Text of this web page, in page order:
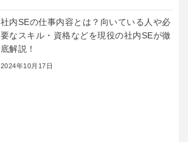
社内SEの仕事内容とは？向いている人や必
要なスキル・資格などを現役の社内SEが徹
底解説！
2024年10月17日